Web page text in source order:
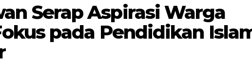
Serap Aspirasi Warga
pada Pendidikan